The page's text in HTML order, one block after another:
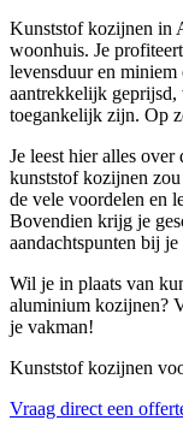
Kunststof kozijnen in
woonhuis. Je
levensduur en miniem
aantrekkelijk geprijsd,
toegankelijk zijn. Op
Je leest hier alles
kunststof kozijnen
de vele voordelen en
Bovendien krijg je
aandachtspunten bij
Wil je in plaats van
aluminium kozijnen?
je vakman!
Kunststof kozijnen
Vraag direct een